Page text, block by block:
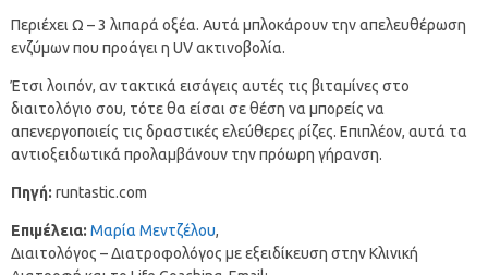
Περιέχει Ω – 3 λιπαρά οξέα. Αυτά μπλοκάρουν την απελευθέρωση
ενζύμων που προάγει η UV ακτινοβολία.
Έτσι λοιπόν, αν τακτικά εισάγεις αυτές τις βιταμίνες στο
διαιτολόγιο σου, τότε θα είσαι σε θέση να μπορείς να
απενεργοποιείς τις δραστικές ελεύθερες ρίζες. Επιπλέον, αυτά τα
αντιοξειδωτικά προλαμβάνουν την πρόωρη γήρανση.
Πηγή: runtastic.com
Επιμέλεια: Μαρία Μεντζέλου,
Διαιτολόγος – Διατροφολόγος με εξειδίκευση στην Κλινική